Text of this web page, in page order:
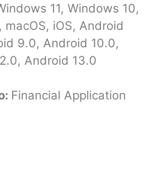
11, Windows 10,
iOS, Android
9.0, Android 10.0,
Android 13.0
Financial Application